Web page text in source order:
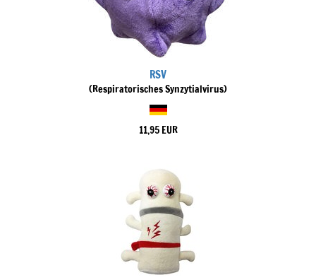
RSV
(Respiratorisches Synzytialvirus)
11,95 EUR